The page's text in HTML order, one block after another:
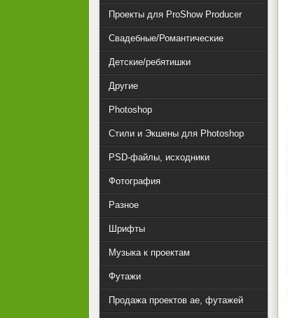
Проекты для ProShow Producer
Свадебные/Романтические
Детские/ребятишки
Другие
Photoshop
Стили и Экшены для Photoshop
PSD-файлы, исходники
Фотография
Разное
Шрифты
Музыка к проектам
Футажи
Продажа проектов ae, футажей